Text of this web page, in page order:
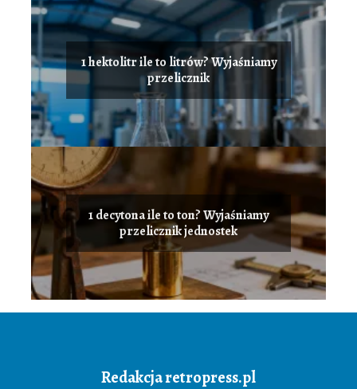
1 hektolitr ile to litrów? Wyjaśniamy
przelicznik
1 decytona ile to ton? Wyjaśniamy
przelicznik jednostek
Redakcja retropress.pl